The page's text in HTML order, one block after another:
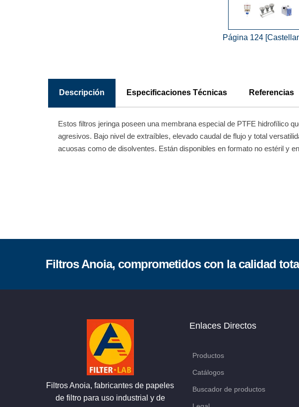
Página 124
Descripción Especificaciones Técnicas Referencias
Estos filtros jeringa poseen una membrana especial de PTFE hidrofílico
agresivos. Bajo nivel de extraíbles, elevado caudal de flujo y total
acuosas como de disolventes. Están disponibles en formato no estéril y
Filtros Anoia, comprometidos con la calidad
Filtros Anoia, fabricantes de papeles
de filtro para uso industrial y de
Enlaces Directos
Productos
Catálogos
Buscador de productos